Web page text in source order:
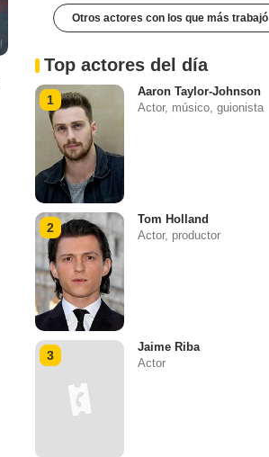
Otros actores con los que más trabajó
Top actores del día
1
Aaron Taylor-Johnson
Actor, músico, guionista
2
Tom Holland
Actor, productor
3
Jaime Riba
Actor